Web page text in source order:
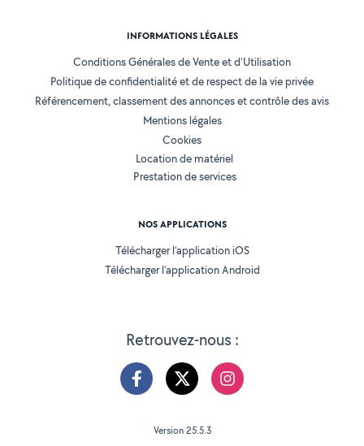
Retrouvez-nous :
INFORMATIONS LÉGALES
Conditions Générales de Vente et d'Utilisation
Politique de confidentialité et de respect de la vie privée
Référencement, classement des annonces et contrôle des avis
Mentions légales
Cookies
Location de matériel
Prestation de services
NOS APPLICATIONS
Télécharger l’application iOS
Télécharger l’application Android
Version 25.5.3